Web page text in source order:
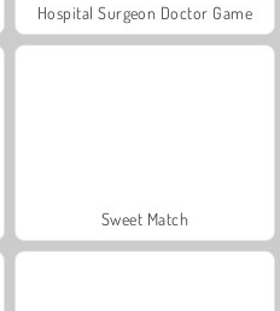
Hospital Surgeon Doctor Game
Sweet Match